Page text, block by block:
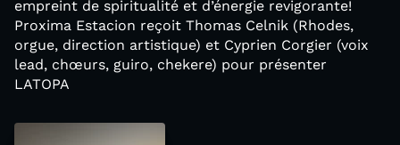
empreint de spiritualité et d’énergie revigorante!
Proxima Estacion reçoit Thomas Celnik (Rhodes,
orgue, direction artistique) et Cyprien Corgier (voix
lead, chœurs, guiro, chekere) pour présenter
LATOPA